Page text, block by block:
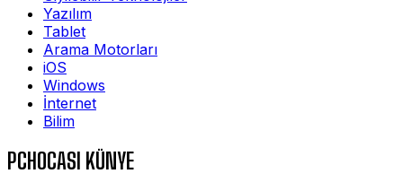
Yazılım
Tablet
Arama Motorları
iOS
Windows
İnternet
Bilim
PCHOCASI KÜNYE